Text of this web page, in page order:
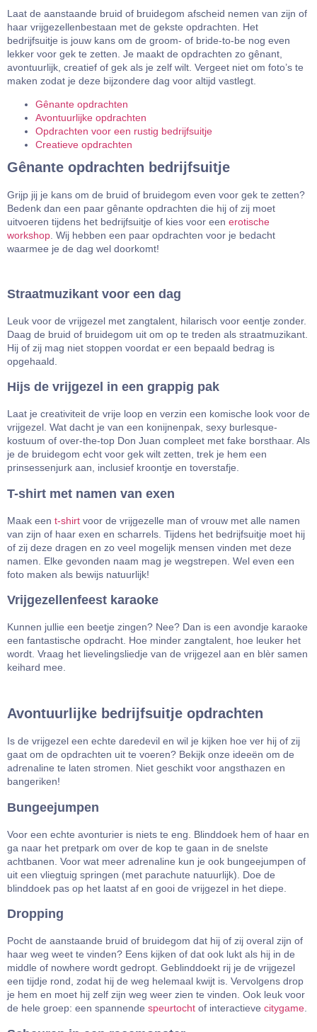
Laat de aanstaande bruid of bruidegom afscheid nemen van zijn of
haar vrijgezellenbestaan met de gekste opdrachten. Het
bedrijfsuitje is jouw kans om de groom- of bride-to-be nog even
lekker voor gek te zetten. Je maakt de opdrachten zo gênant,
avontuurlijk, creatief of gek als je zelf wilt. Vergeet niet om foto’s te
maken zodat je deze bijzondere dag voor altijd vastlegt.
Gênante opdrachten
Avontuurlijke opdrachten
Opdrachten voor een rustig bedrijfsuitje
Creatieve opdrachten
Gênante opdrachten bedrijfsuitje
Grijp jij je kans om de bruid of bruidegom even voor gek te zetten?
Bedenk dan een paar gênante opdrachten die hij of zij moet
uitvoeren tijdens het bedrijfsuitje of kies voor een erotische
workshop. Wij hebben een paar opdrachten voor je bedacht
waarmee je de dag wel doorkomt!
Straatmuzikant voor een dag
Leuk voor de vrijgezel met zangtalent, hilarisch voor eentje zonder.
Daag de bruid of bruidegom uit om op te treden als straatmuzikant.
Hij of zij mag niet stoppen voordat er een bepaald bedrag is
opgehaald.
Hijs de vrijgezel in een grappig pak
Laat je creativiteit de vrije loop en verzin een komische look voor de
vrijgezel. Wat dacht je van een konijnenpak, sexy burlesque-
kostuum of over-the-top Don Juan compleet met fake borsthaar. Als
je de bruidegom echt voor gek wilt zetten, trek je hem een
prinsessenjurk aan, inclusief kroontje en toverstafje.
T-shirt met namen van exen
Maak een t-shirt voor de vrijgezelle man of vrouw met alle namen
van zijn of haar exen en scharrels. Tijdens het bedrijfsuitje moet hij
of zij deze dragen en zo veel mogelijk mensen vinden met deze
namen. Elke gevonden naam mag je wegstrepen. Wel even een
foto maken als bewijs natuurlijk!
Vrijgezellenfeest karaoke
Kunnen jullie een beetje zingen? Nee? Dan is een avondje karaoke
een fantastische opdracht. Hoe minder zangtalent, hoe leuker het
wordt. Vraag het lievelingsliedje van de vrijgezel aan en blèr samen
keihard mee.
Avontuurlijke bedrijfsuitje opdrachten
Is de vrijgezel een echte daredevil en wil je kijken hoe ver hij of zij
gaat om de opdrachten uit te voeren? Bekijk onze ideeën om de
adrenaline te laten stromen. Niet geschikt voor angsthazen en
bangeriken!
Bungeejumpen
Voor een echte avonturier is niets te eng. Blinddoek hem of haar en
ga naar het pretpark om over de kop te gaan in de snelste
achtbanen. Voor wat meer adrenaline kun je ook bungeejumpen of
uit een vliegtuig springen (met parachute natuurlijk). Doe de
blinddoek pas op het laatst af en gooi de vrijgezel in het diepe.
Dropping
Pocht de aanstaande bruid of bruidegom dat hij of zij overal zijn of
haar weg weet te vinden? Eens kijken of dat ook lukt als hij in de
middle of nowhere wordt gedropt. Geblinddoekt rij je de vrijgezel
een tijdje rond, zodat hij de weg helemaal kwijt is. Vervolgens drop
je hem en moet hij zelf zijn weg weer zien te vinden. Ook leuk voor
de hele groep: een spannende speurtocht of interactieve citygame